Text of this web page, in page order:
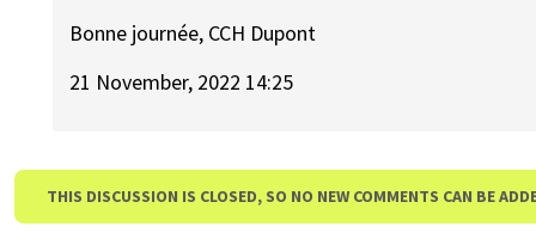
Bonne journée, CCH Dupont
21 November, 2022 14:25
THIS DISCUSSION IS CLOSED, SO NO NEW COMMENTS CAN BE